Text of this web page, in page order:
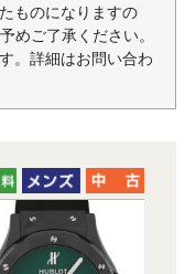
ものになりますの
めご了承ください。
。詳細はお問い合わ